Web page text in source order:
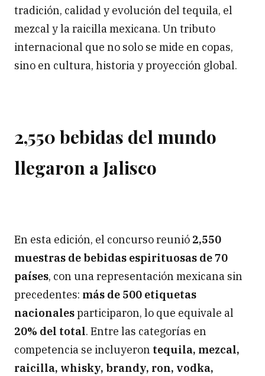
tradición, calidad y evolución del tequila, el
mezcal y la raicilla mexicana. Un tributo
internacional que no solo se mide en copas,
sino en cultura, historia y proyección global.
2,550 bebidas del mundo
llegaron a Jalisco
En esta edición, el concurso reunió 2,550
muestras de bebidas espirituosas de 70
países, con una representación mexicana sin
precedentes: más de 500 etiquetas
nacionalesparticiparon, lo que equivale al
20% del total. Entre las categorías en
competencia se incluyeron tequila, mezcal,
raicilla, whisky, brandy, ron, vodka,